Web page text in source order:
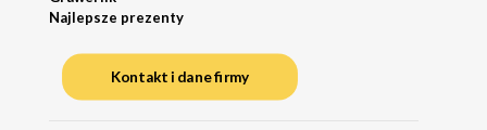
Najlepsze prezenty
Kontakt i dane firmy